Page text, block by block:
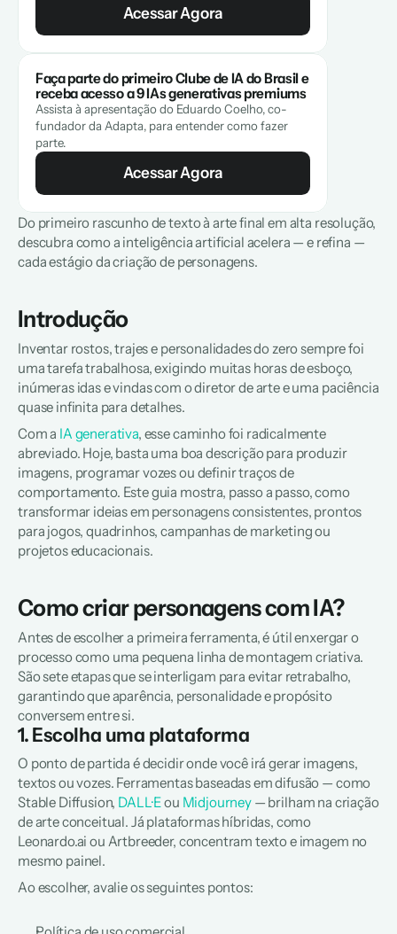
Acessar Agora
Faça parte do primeiro Clube de IA do Brasil e
receba acesso a 9 IAs generativas premiums
Assista à apresentação do Eduardo Coelho, co-
fundador da Adapta, para entender como fazer
parte.
Acessar Agora
Do primeiro rascunho de texto à arte final em alta resolução,
descubra como a inteligência artificial acelera — e refina —
cada estágio da criação de personagens.
Introdução
Inventar rostos, trajes e personalidades do zero sempre foi
uma tarefa trabalhosa, exigindo muitas horas de esboço,
inúmeras idas e vindas com o diretor de arte e uma paciência
quase infinita para detalhes.
Com a IA generativa, esse caminho foi radicalmente
abreviado. Hoje, basta uma boa descrição para produzir
imagens, programar vozes ou definir traços de
comportamento. Este guia mostra, passo a passo, como
transformar ideias em personagens consistentes, prontos
para jogos, quadrinhos, campanhas de marketing ou
projetos educacionais.
Como criar personagens com IA?
Antes de escolher a primeira ferramenta, é útil enxergar o
processo como uma pequena linha de montagem criativa.
São sete etapas que se interligam para evitar retrabalho,
garantindo que aparência, personalidade e propósito
conversem entre si.
1. Escolha uma plataforma
O ponto de partida é decidir onde você irá gerar imagens,
textos ou vozes. Ferramentas baseadas em difusão — como
Stable Diffusion, DALL·E ou Midjourney — brilham na criação
de arte conceitual. Já plataformas híbridas, como
Leonardo.ai ou Artbreeder, concentram texto e imagem no
mesmo painel.
Ao escolher, avalie os seguintes pontos: